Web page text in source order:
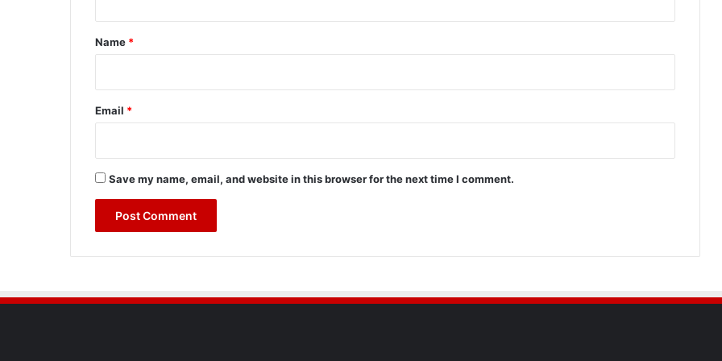
*
Name *
Email *
Save my name, email, and website in this browser for the next time I comment.